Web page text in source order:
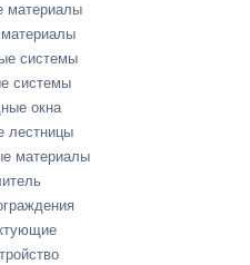
материалы
системы
системы
окна
лестницы
материалы